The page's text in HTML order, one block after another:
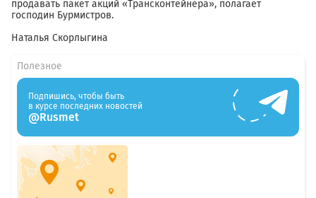
продавать пакет акций «Трансконтейнера», полагает
господин Бурмистров.
Наталья Скорлыгина
Полезное
Подпишись, чтобы быть
в курсе последних новостей
@Rusmet